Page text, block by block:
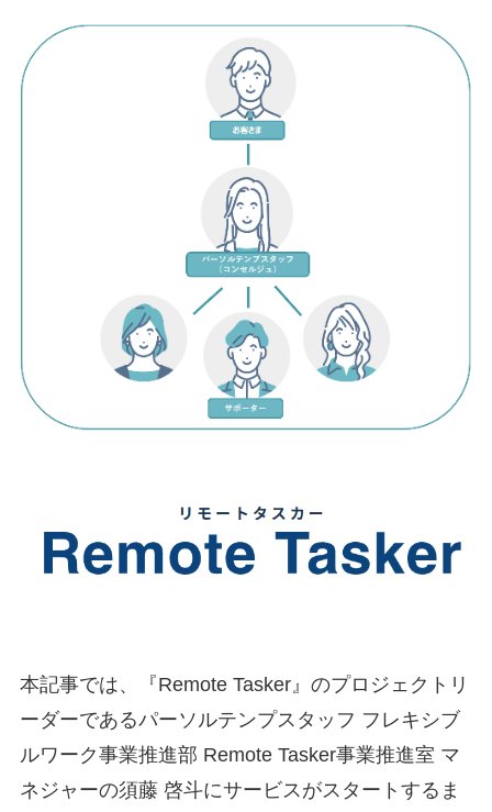
本記事では、『Remote Tasker』のプロジェクトリ
ーダーであるパーソルテンプスタッフ フレキシブ
ルワーク事業推進部 Remote Tasker事業推進室 マ
ネジャーの須藤 啓斗にサービスがスタートするま